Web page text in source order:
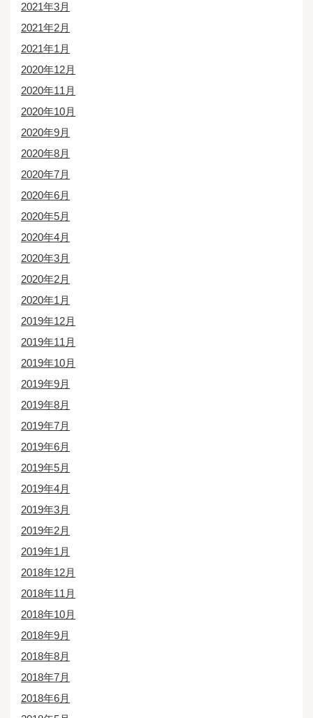
2021年3月
2021年2月
2021年1月
2020年12月
2020年11月
2020年10月
2020年9月
2020年8月
2020年7月
2020年6月
2020年5月
2020年4月
2020年3月
2020年2月
2020年1月
2019年12月
2019年11月
2019年10月
2019年9月
2019年8月
2019年7月
2019年6月
2019年5月
2019年4月
2019年3月
2019年2月
2019年1月
2018年12月
2018年11月
2018年10月
2018年9月
2018年8月
2018年7月
2018年6月